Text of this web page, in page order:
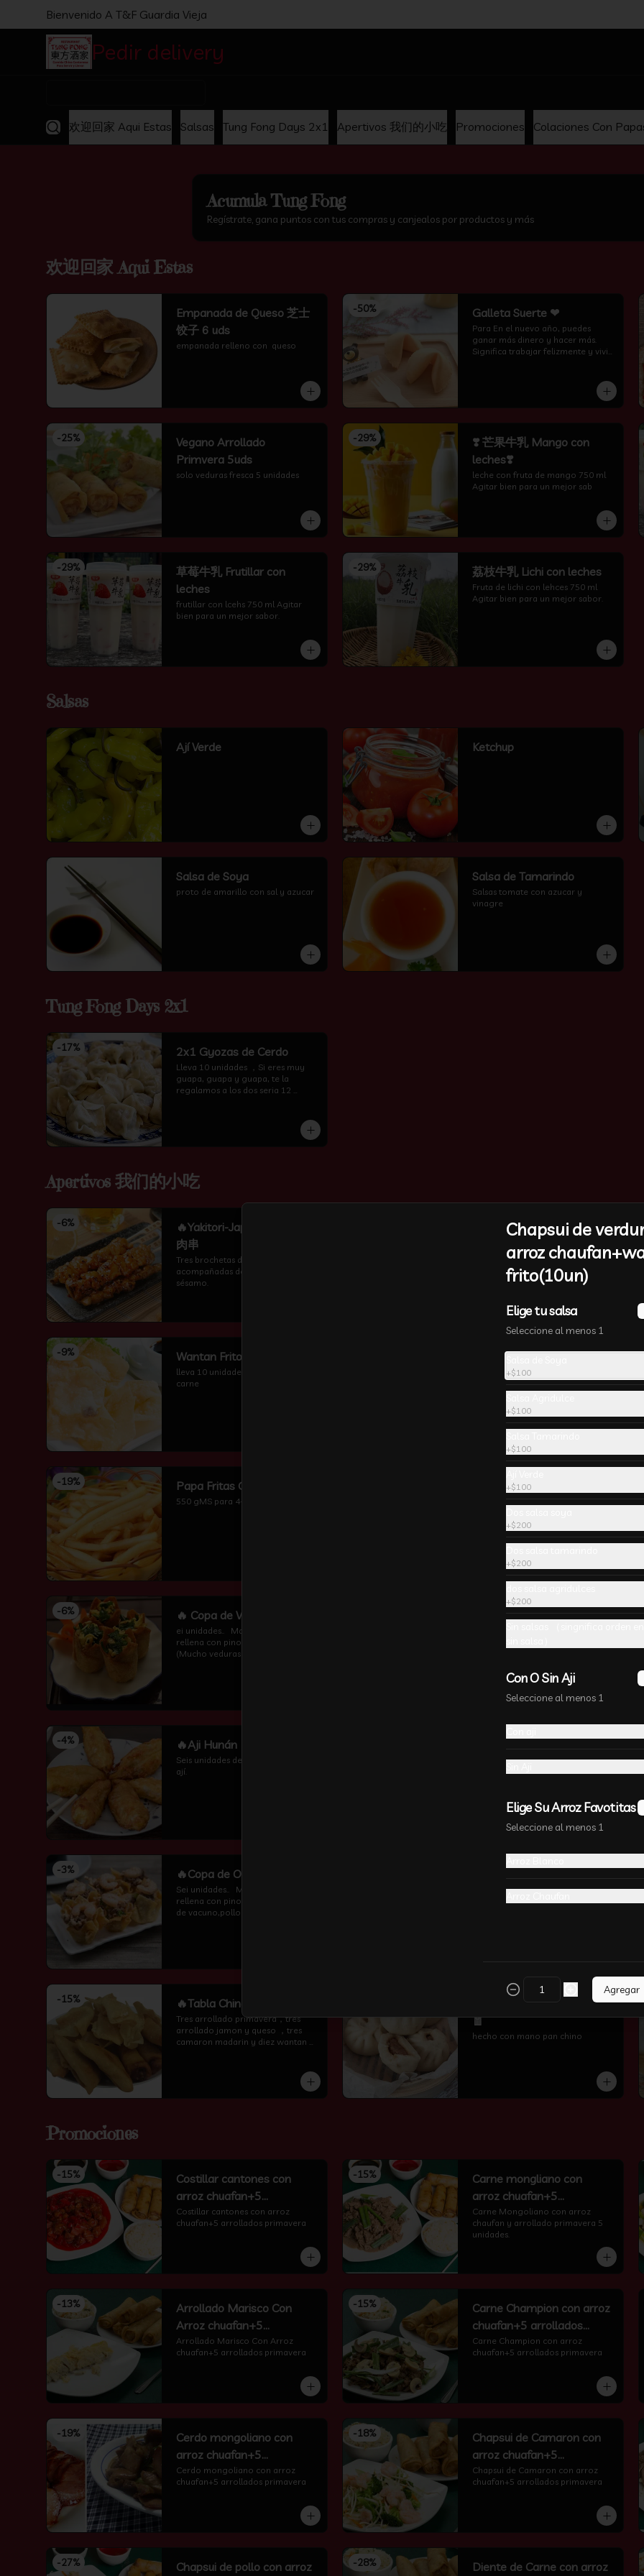
Bienvenido A T&F Guardia Vieja
Pedir delivery
欢迎回家 Aqui Estas Salsas Tung Fong Days 2x1 Apertivos 我们的小吃 Promociones Colaciones Con
AcumulaTung Fong
Regístrate, gana puntos con tus compras y canjealos por productos y más
欢迎回家 Aqui Estas
Empanada de Queso 芝士
饺子 6 uds
empanada relleno con  queso
-50% Galleta Suerte ❤
Para En el nuevo año, puedes
ganar más dinero y hacer más.
Significa trabajar felizmente y vivir
-25%
Vegano Arrollado
Primvera 5uds
solo veduras fresca 5 unidades
-29%
❣️ 芒果牛乳 Mango con
leches❣️
leche con fruta de mango 750 ml
Agitar bien para un mejor sab
-29%
草莓牛乳 Frutillar con
leches
frutillar con lcehs 750 ml Agitar
bien para un mejor sabor.
-29% 荔枝牛乳 Lichi con leches
Fruta de lichi con lehces 750 ml
Agitar bien para un mejor sabor.
Salsas
Ají Verde Ketchup
Salsa de Soya
proto de amarillo con sal y azucar
Salsa de Tamarindo
Salsas tomate con azucar y
vinagre
Tung Fong Days 2x1
-17% 2x1 Gyozas de Cerdo
Lleva 10 unidades ，Si eres muy
guapa, guapa y guapa, te la
regalamos a los dos seria 12
Apertivos 我们的小吃
-6%
🔥Yakitori-Japonesa 日式鸡
肉串
Tres brochetas de pollo
acompañadas de salsa teriyaki y
sésamo.
🔥Arrollado Queso Jamón
Cinco unidades. relleno con jamon
-9% Wantan Frito
lleva 10 unidades wantan frito sin
carne
🔥 Camaron Queso
Madanrin
-19% Papa Fritas Grande
550 gMS para 4-5 perzonas
Siu Mai Veganos 5
unidades 烧麦
masa de wantan al vapor con
chocolo y proto verde。 ricas
-6% 🔥 Copa de Veduras
ei unidades..   Masa wantán frita
rellena con pino de vuduras
(Mucho veduras frescas ,algas
Pollo frito en panko con salsa
-4% 🔥Aji Hunán
Seis unidades de pescado frito con
ají.
6 unides. Tres unidades de
arrollado primavera y jamon
-3% 🔥Copa de Oro
Sei unidades..   Masa wantán frita
rellena con pino de carnes (carne
de vacuno,pollo ,algas
Cinco unidades de ravioles con el
relleno que elijas, cocinadas  al
-15% 🔥Tabla China
Tres arrollado primavera，tres
arrollado jamon y queso ，tres
camaron madarin y diez wantan
🧧
hecho con mano pan chino
Promociones
-15%
Costillar cantones con
arroz chuafan+5
arrollados primavera
Costillar cantones con arroz
chuafan+5 arrollados primavera
-15%
Carne mongliano con
arroz chuafan+5
arrollados primavera
Carne Mongoliano con arroz
chaufan y arrollado primavera 5
unidades.
-13%
Arrollado Marisco Con
Arroz chuafan+5
arrollados primavera
Arrollado Marisco Con Arroz
chuafan+5 arrollados primavera
-15%
Carne Champion con arroz
chuafan+5 arrollados
primavera
Carne Champion con arroz
chuafan+5 arrollados primavera
-19%
Cerdo mongoliano con
arroz chuafan+5
arrollados primavera
Cerdo mongoliano con arroz
chuafan+5 arrollados primavera
-18%
Chapsui de Camaron con
arroz chuafan+5
arrollados primavera
Chapsui de Camaron con arroz
chuafan+5 arrollados primavera
-27% Chapsui de pollo con arroz -28% Diente de Carne con arroz
Chapsui de
arroz
frito(10un)
Elige tu salsa
Seleccione al menos 1
+$100
+$100
+$100
+$100
+$200
+$200
+$200
Con O Sin Aji
Seleccione al menos 1
Elige Su Arroz Favotitas
Seleccione al menos 1
Agregar